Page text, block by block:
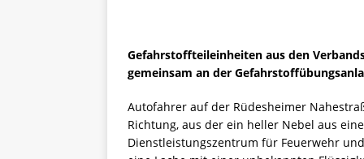
Gefahrstoffteileinheiten aus den
gemeinsam an der
Autofahrer auf der Rüdesheimer
Richtung, aus der ein heller Nebel aus
Dienstleistungszentrum für Feuerwehr